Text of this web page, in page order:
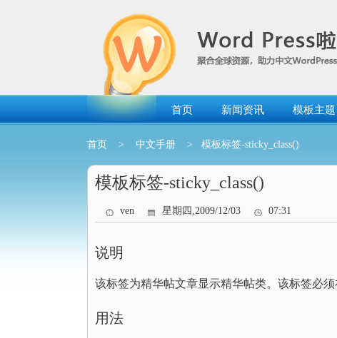
首页 新闻资讯 模板主题
首页 > 中文手册 > 模板标签-sticky_class()
模板标签-sticky_class()
ven 星期四,2009/12/03 07:31
说明
该标签为精华帖文章显示精华帖类。该标签必须
用法